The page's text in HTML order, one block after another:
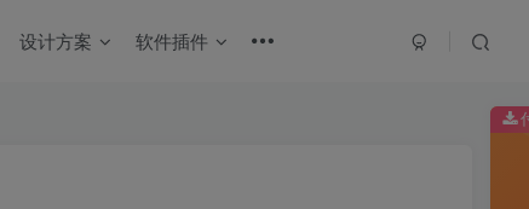
设计方案 软件插件